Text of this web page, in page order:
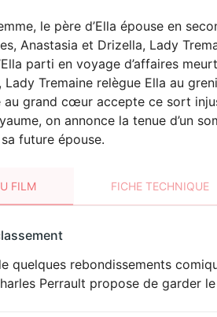
le père d’Ella épouse en
Anastasia et Drizella, Lady
parti en voyage d’affaires
Tremaine relègue Ella au
au grand cœur accepte ce sort
on annonce la tenue d’un
future épouse.
FILM FICHE TECHNIQUE
quelques rebondissements
Perrault propose de garder